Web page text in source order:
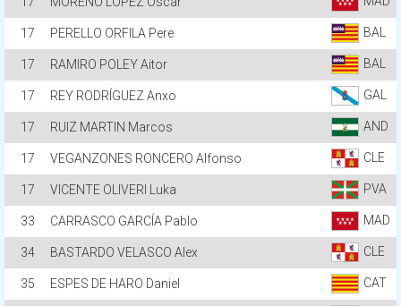
17 PERELLO ORFILA Pere BAL
17 RAMIRO POLEY Aitor BAL
17 REY RODRÍGUEZ Anxo GAL
17 RUIZ MARTIN Marcos AND
17 VEGANZONES RONCERO Alfonso CLE
17 VICENTE OLIVERI Luka PVA
33 CARRASCO GARCÍA Pablo MAD
34 BASTARDO VELASCO Alex CLE
35 ESPES DE HARO Daniel CAT